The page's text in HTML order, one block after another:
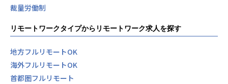
裁量労働制
リモートワークタイプからリモートワーク求人を探す
地方フルリモートOK
海外フルリモートOK
首都圏フルリモート